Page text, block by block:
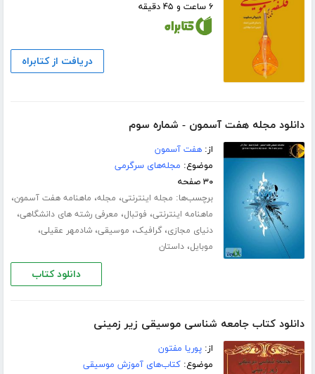
۶ ساعت و ۴۵ دقیقه
دریافت از کتابراه
دانلود مجله هفت آسمون - شماره سوم
از:هفت آسمون
موضوع: مجله‌های سرگرمی
۳۰ صفحه
برچسب‌ها: مجله اینترنتی، مجله، ماهنامه هفت آسمون،
ماهنامه اینترنتی، فوتبال، معرفی رشته های دانشگاهی،
دنیای مجازی،گرافیک، موسیقی،شادمهر عقیلی،
موبایل،داستان
دانلود کتاب
دانلود کتاب جامعه شناسی موسیقی زیر زمینی
از:پوریا مفتون
موضوع:کتاب‌های آموزش موسیقی